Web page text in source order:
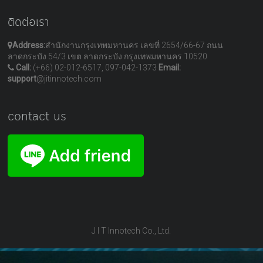
ติดต่อเรา
Address:สำนักงานกรุงเทพมหานคร เลขที่ 2654/66-67 ถนน
ลาดกระบัง 54/3 เขต ลาดกระบัง กรุงเทพมหานคร 10520
Call: (+66) 02-012-6517, 097-042-1373 Email:
support@jitinnotech.com
contact us
J I T Innotech Co., Ltd.